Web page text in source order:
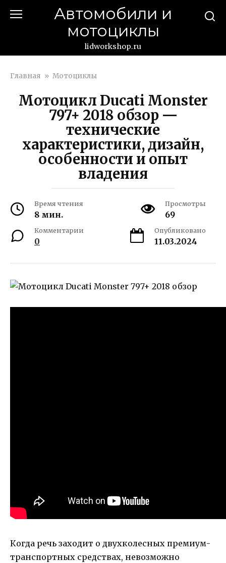
Автомобили и
мотоциклы
lidworkshop.ru
Главная » Мотоциклы
Мотоцикл Ducati Monster
797+ 2018 обзор —
технические
характеристики, дизайн,
особенности и опыт
владения
Время чтения
8 мин.
Просмотры
69
Комментарии
0
Опубликовано
11.03.2024
Когда речь заходит о двухколесных премиум-
транспортных средствах, невозможно